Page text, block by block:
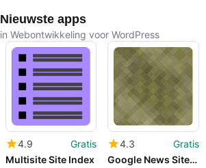
Nieuwste apps
in Webontwikkeling voor WordPress
4.9
Gratis
Multisite Site Index
4.3
Gratis
Google News Sitemap Feed With Multisite Support